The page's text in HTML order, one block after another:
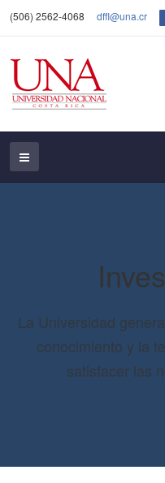
(506) 2562-4068 dffl@una.cr
La Universidad
conocimiento y la
satisfacer las